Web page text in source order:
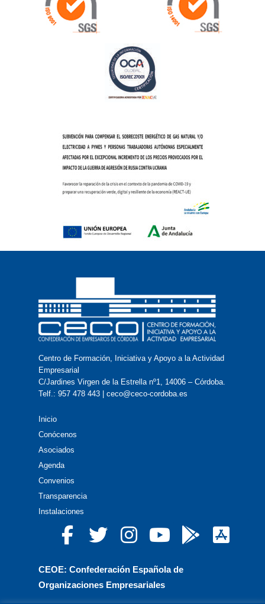
Centro de Formación, Iniciativa y Apoyo a la Actividad
Empresarial
C/Jardines Virgen de la Estrella nº1, 14006 – Córdoba.
Telf.: 957 478 443 | ceco@ceco-cordoba.es
Inicio
Conócenos
Asociados
Agenda
Convenios
Transparencia
Instalaciones
CEOE: Confederación Española de
Organizaciones Empresariales